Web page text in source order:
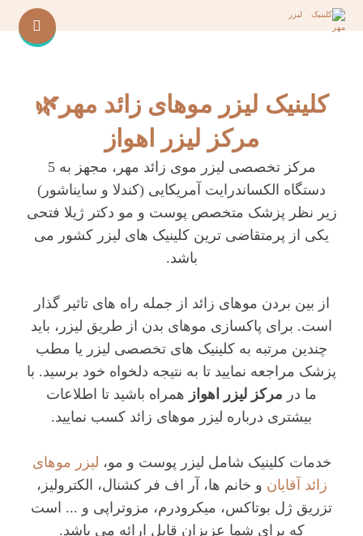
کلینیک لیزر موهای زائد مهر🌿
مرکز لیزر اهواز
مرکز تخصصی لیزر موی زائد مهر، مجهز به 5
دستگاه الکساندرایت آمریکایی (کندلا و سایناشور)
زیر نظر پزشک متخصص پوست و مو دکتر ژیلا فتحی
یکی از پرمتقاضی ترین کلینیک های لیزر کشور می
باشد.
از بین بردن موهای زائد از جمله راه های تاثیر گذار
است. برای پاکسازی موهای بدن از طریق لیزر، باید
چندین مرتبه به کلینیک های تخصصی لیزر یا مطب
پزشک مراجعه نمایید تا به نتیجه دلخواه خود برسید. با
ما در مرکز لیزر اهواز همراه باشید تا اطلاعات
بیشتری درباره لیزر موهای زائد کسب نمایید.
خدمات کلینیک شامل لیزر پوست و مو، لیزر موهای
زائد آقایان و خانم ها، آر اف فر کشنال، الکترولیز،
تزریق ژل بوتاکس، میکر ودرم، مزوتراپی و ... است
که برای شما عزیزان قابل ارائه می باشد.